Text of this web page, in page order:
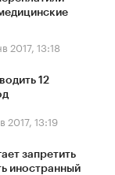
2017, 13:18
12
2017, 13:19
запретить
иностранный